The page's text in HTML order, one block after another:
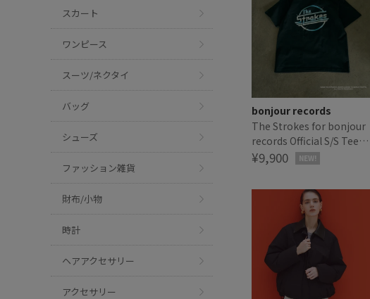
スカート
ワンピース
スーツ/ネクタイ
バッグ
シューズ
ファッション雑貨
財布/小物
時計
ヘアアクセサリー
アクセサリー
bonjour records
The Strokes for bonjour
records Official S/S Tee
ザ・ストロークス オフィシ
¥9,900 NEW!